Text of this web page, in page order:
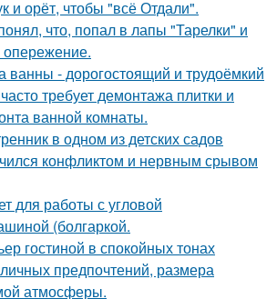
и орёт, чтобы "всё Отдали".
что, попал в лапы "Тарелки" и
ванны - дорогостоящий и трудоёмкий
требует демонтажа плитки и
ванной комнаты.
в одном из детских садов
конфликтом и нервным срывом
для работы с угловой
(болгаркой.
гостиной в спокойных тонах
предпочтений, размера
атмосферы.